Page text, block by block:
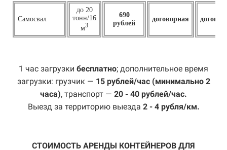
Самосвал
до 20
тонн/16
м3
690
рублей
договорная
1 час загрузки бесплатно; дополнительное время
загрузки: грузчик — 15 рублей/час (минимально 2
часа), транспорт — 20 - 40 рублей/час.
Выезд за территорию выезда 2 - 4 рубля/км.
СТОИМОСТЬ АРЕНДЫ КОНТЕЙНЕРОВ ДЛЯ